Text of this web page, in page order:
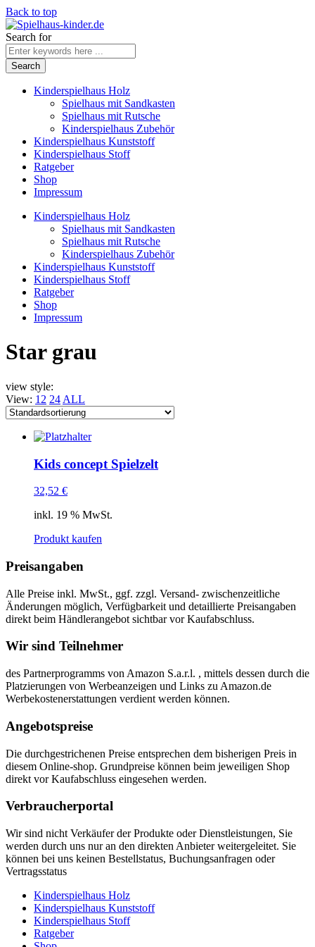
Back to top
Search for
Kinderspielhaus Holz
Spielhaus mit Sandkasten
Spielhaus mit Rutsche
Kinderspielhaus Zubehör
Kinderspielhaus Kunststoff
Kinderspielhaus Stoff
Ratgeber
Shop
Impressum
Kinderspielhaus Holz
Spielhaus mit Sandkasten
Spielhaus mit Rutsche
Kinderspielhaus Zubehör
Kinderspielhaus Kunststoff
Kinderspielhaus Stoff
Ratgeber
Shop
Impressum
Star grau
view style:
View: 12 24 ALL
Kids concept Spielzelt
32,52 €
inkl. 19 % MwSt.
Produkt kaufen
Preisangaben
Alle Preise inkl. MwSt., ggf. zzgl. Versand- zwischenzeitliche
Änderungen möglich, Verfügbarkeit und detaillierte Preisangaben
direkt beim Händlerangebot sichtbar vor Kaufabschluss.
Wir sind Teilnehmer
des Partnerprogramms von Amazon S.a.r.l. , mittels dessen durch die
Platzierungen von Werbeanzeigen und Links zu Amazon.de
Werbekostenerstattungen verdient werden können.
Angebotspreise
Die durchgestrichenen Preise entsprechen dem bisherigen Preis in
diesem Online-shop. Grundpreise können beim jeweiligen Shop
direkt vor Kaufabschluss eingesehen werden.
Verbraucherportal
Wir sind nicht Verkäufer der Produkte oder Dienstleistungen, Sie
werden durch uns nur an den direkten Anbieter weitergeleitet. Sie
können bei uns keinen Bestellstatus, Buchungsanfragen oder
Vertragsstatus
Kinderspielhaus Holz
Kinderspielhaus Kunststoff
Kinderspielhaus Stoff
Ratgeber